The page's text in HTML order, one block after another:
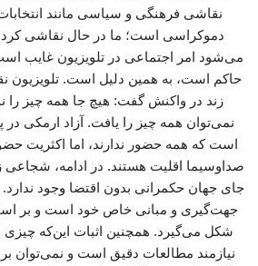
نقاشی فرهنگی و سیاسی مانند
دموکراسی است؛ ما در حال نقاشی
می‌شود امر اجتماعی در تلویزیون غایب
حاکم است، به همین دلیل است.
زند در واکنش گفت: هیچ جا همه چیز را
نمی‌توان همه چیز را یافت. آزاد ارمکی
است که همه حضور ندارند، اما اکثریت
صداوسیما اقلیت هستند. در ادامه، شجاعی
جای جهان حکمرانی بدون اقتضا وجود
جهت‌گیری و مبانی خاص خود است و بر
شکل می‌گیرد. همچنین اثبات این‌که چیزی
نیازمند مطالعات دقیق است و